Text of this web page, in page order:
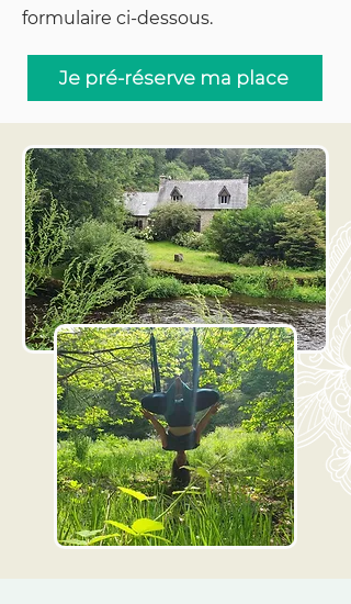
formulaire ci-dessous.
Je pré-réserve ma place